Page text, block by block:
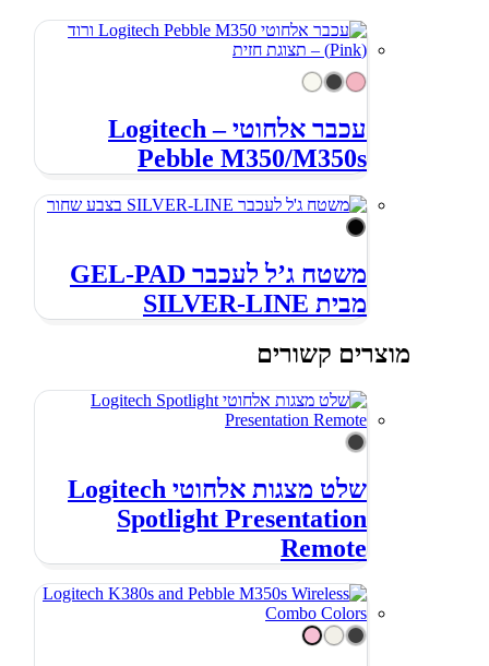
עכבר אלחוטי – Logitech
Pebble M350/M350s
משטח ג’ל לעכבר GEL-PAD
מבית SILVER-LINE
מוצרים קשורים
שלט מצגות אלחוטי Logitech
Spotlight Presentation
Remote